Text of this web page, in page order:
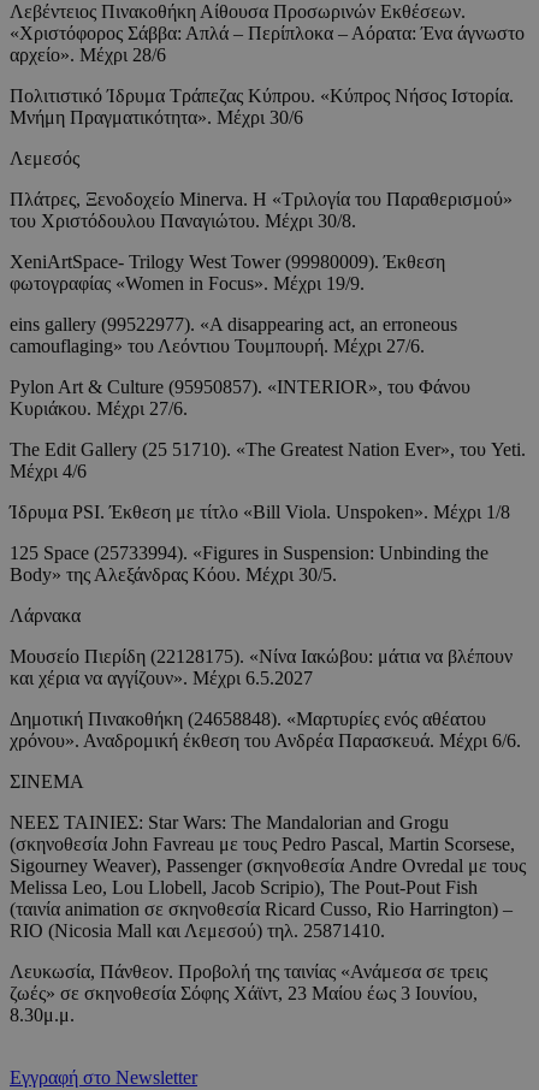
Λεβέντειος Πινακοθήκη Αίθουσα Προσωρινών Εκθέσεων.
«Χριστόφορος Σάββα: Απλά – Περίπλοκα – Αόρατα: Ένα άγνωστο
αρχείο». Μέχρι 28/6
Πολιτιστικό Ίδρυμα Τράπεζας Κύπρου. «Κύπρος Νήσος Ιστορία.
Μνήμη Πραγματικότητα». Μέχρι 30/6
Λεμεσός
Πλάτρες, Ξενοδοχείο Minerva. Η «Τριλογία του Παραθερισμού»
του Χριστόδουλου Παναγιώτου. Μέχρι 30/8.
XeniArtSpace- Trilogy West Tower (99980009). Έκθεση
φωτογραφίας «Women in Focus». Μέχρι 19/9.
eins gallery (99522977). «A disappearing act, an erroneous
camouflaging» του Λεόντιου Τουμπουρή. Μέχρι 27/6.
Pylon Art & Culture (95950857). «INTERIOR», του Φάνου
Κυριάκου. Μέχρι 27/6.
The Edit Gallery (25 51710). «The Greatest Nation Ever», του Yeti.
Μέχρι 4/6
Ίδρυμα PSI. Έκθεση με τίτλο «Bill Viola. Unspoken». Μέχρι 1/8
125 Space (25733994). «Figures in Suspension: Unbinding the
Body» της Αλεξάνδρας Κόου. Μέχρι 30/5.
Λάρνακα
Μουσείο Πιερίδη (22128175). «Νίνα Ιακώβου: μάτια να βλέπουν
και χέρια να αγγίζουν». Μέχρι 6.5.2027
Δημοτική Πινακοθήκη (24658848). «Μαρτυρίες ενός αθέατου
χρόνου». Αναδρομική έκθεση του Ανδρέα Παρασκευά. Μέχρι 6/6.
ΣΙΝΕΜΑ
ΝΕΕΣ ΤΑΙΝΙΕΣ: Star Wars: The Mandalorian and Grogu
(σκηνοθεσία John Favreau με τους Pedro Pascal, Martin Scorsese,
Sigourney Weaver), Passenger (σκηνοθεσία Andre Ovredal με τους
Melissa Leo, Lou Llobell, Jacob Scripio), The Pout-Pout Fish
(ταινία animation σε σκηνοθεσία Ricard Cusso, Rio Harrington) –
RIO (Nicosia Mall και Λεμεσού) τηλ. 25871410.
Λευκωσία, Πάνθεον. Προβολή της ταινίας «Ανάμεσα σε τρεις
ζωές» σε σκηνοθεσία Σόφης Χάϊντ, 23 Μαίου έως 3 Ιουνίου,
8.30μ.μ.
Εγγραφή στο Newsletter